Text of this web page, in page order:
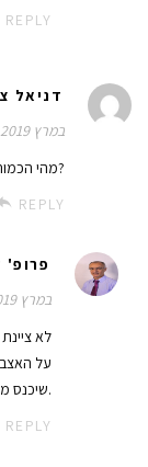
REPLY
דניאל
11 במרץ 2019
מהי הכמות המומלצת למרוח בכל עין בערך?
REPLY
פרופ'
12 במרץ 2019
לא
על
שיכנס מספיק. הרוב יצא.
REPLY